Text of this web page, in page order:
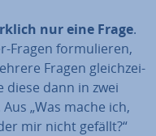
nur eine Frage.
Fragen for­mu­lie­ren,
Fragen gleich­zei­
diese dann in zwei
„Was mache ich,
mir nicht gefällt?“